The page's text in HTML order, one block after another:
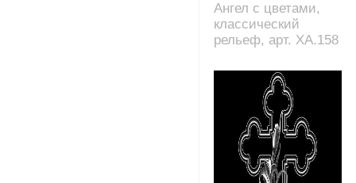
Ангел с цветами,
классический
рельеф, арт. XA.158